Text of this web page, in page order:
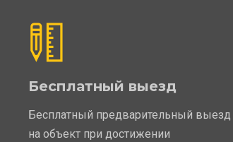
Бесплатный выезд
Бесплатный предварительный выезд
на объект при достижении